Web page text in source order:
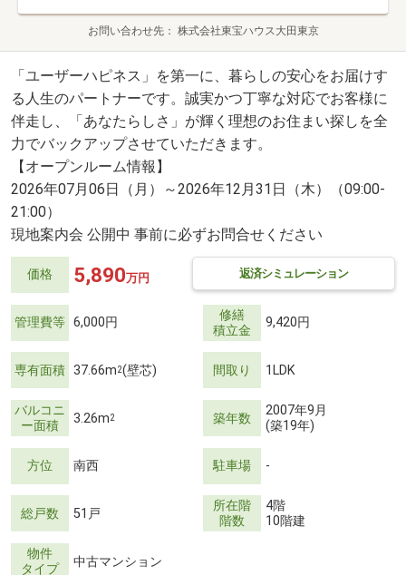
お問い合わせ先 株式会社東宝ハウス大田東京
「ユーザーハピネス」を第一に、暮らしの安心をお届けす
る人生のパートナーです。誠実かつ丁寧な対応でお客様に
伴走し、「あなたらしさ」が輝く理想のお住まい探しを全
力でバックアップさせていただきます。
【オープンルーム情報】
2026年07月06日（月）～2026年12月31日（木）（09:00-
21:00）
現地案内会 公開中 事前に必ずお問合せください
価格 返済シミュレーション
5,890万円
管理費等 6,000円
修繕
積立金
9,420円
専有面積 37.66m2(壁芯) 間取り 1LDK
バルコニ
ー面積
3.26m2 築年数
2007年9月
(築19年)
方位 南西 駐車場 -
総戸数 51戸
所在階
階数
4階
10階建
物件
タイプ
中古マンション